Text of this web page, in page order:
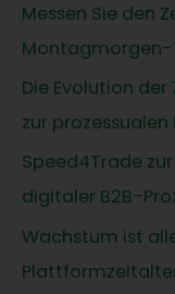
Messen Sie den
Montagmorgen-
Die Evolution
zur prozessualen
Speed4Trade
digitaler B2B-
Wachstum ist